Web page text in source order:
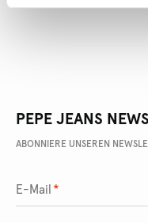
PEPE JEANS
ABONNIERE UNSEREN
E-Mail *